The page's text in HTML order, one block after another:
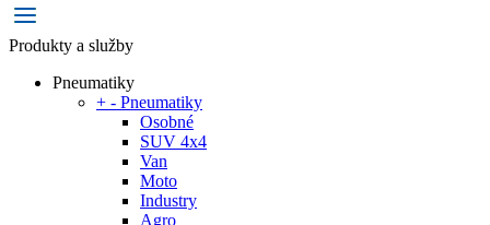
Produkty a služby
Pneumatiky
+ - Pneumatiky
Osobné
SUV 4x4
Van
Moto
Industry
Agro